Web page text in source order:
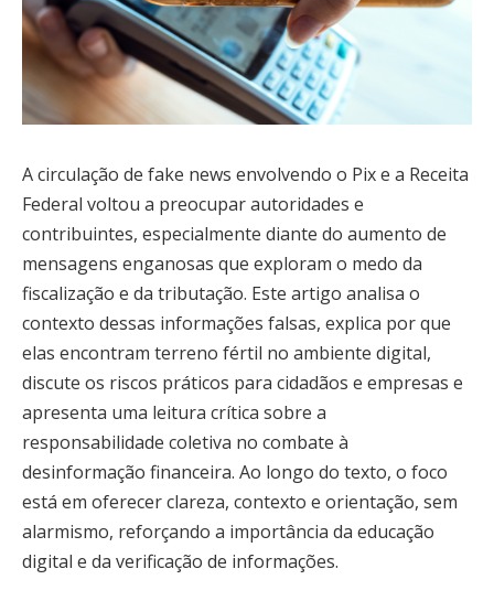
A circulação de fake news envolvendo o Pix e a Receita
Federal voltou a preocupar autoridades e
contribuintes, especialmente diante do aumento de
mensagens enganosas que exploram o medo da
fiscalização e da tributação. Este artigo analisa o
contexto dessas informações falsas, explica por que
elas encontram terreno fértil no ambiente digital,
discute os riscos práticos para cidadãos e empresas e
apresenta uma leitura crítica sobre a
responsabilidade coletiva no combate à
desinformação financeira. Ao longo do texto, o foco
está em oferecer clareza, contexto e orientação, sem
alarmismo, reforçando a importância da educação
digital e da verificação de informações.